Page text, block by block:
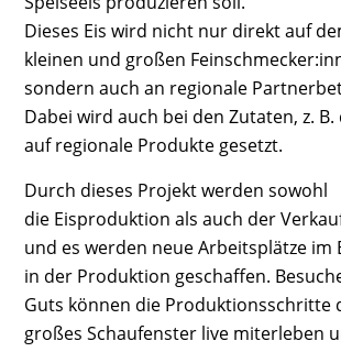
Dieses Eis wird nicht nur direkt auf
kleinen und großen
sondern auch an regionale
Dabei wird auch bei den Zutaten, z.
auf regionale Produkte gesetzt.
Durch dieses Projekt werden sowohl
die Eisproduktion als auch der
und es werden neue Arbeitsplätze im
in der Produktion geschaffen.
Guts können die Produktionsschritte
großes Schaufenster live miterleben